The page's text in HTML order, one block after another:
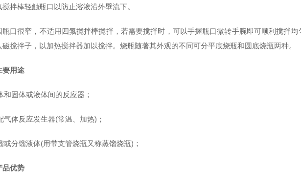
拌棒轻触瓶口以防止溶液沿外壁流下。
瓶口很窄，不适用四氟搅拌棒搅拌，若需要搅拌时，可以手握瓶口微转手腕即可顺利搅拌
磁搅拌子，以加热搅拌器加以搅拌。烧瓶随著其外观的不同可分平底烧瓶和圆底烧瓶两种。
要用途
和固体或液体间的反应器；
气体反应发生器(常温、加热)；
或分馏液体(用带支管烧瓶又称蒸馏烧瓶)；
品优势